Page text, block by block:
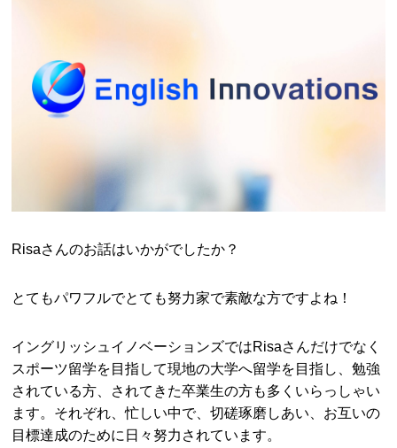
Risaさんのお話はいかがでしたか？
とてもパワフルでとても努力家で素敵な方ですよね！
イングリッシュイノベーションズではRisaさんだけでなく
スポーツ留学を目指して現地の大学へ留学を目指し、勉強
されている方、されてきた卒業生の方も多くいらっしゃい
ます。それぞれ、忙しい中で、切磋琢磨しあい、お互いの
目標達成のために日々努力されています。